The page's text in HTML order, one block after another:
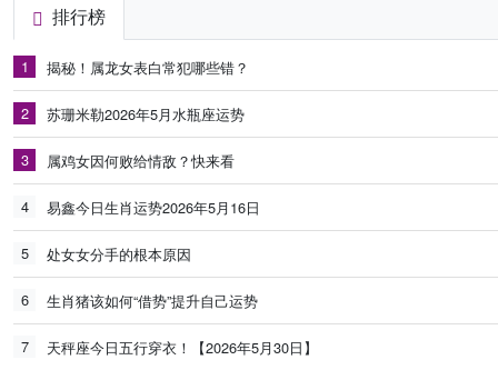
排行榜
1 揭秘！属龙女表白常犯哪些错？
2 苏珊米勒2026年5月水瓶座运势
3 属鸡女因何败给情敌？快来看
4 易鑫今日生肖运势2026年5月16日
5 处女女分手的根本原因
6 生肖猪该如何“借势”提升自己运势
7 天秤座今日五行穿衣！【2026年5月30日】